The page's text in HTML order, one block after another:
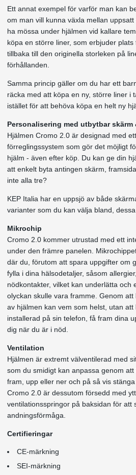
Ett annat exempel för varför man kan
om man vill kunna växla mellan
ha mössa under hjälmen vid kallare
köpa en större liner, som erbjuder
tillbaka till den originella storleken på
förhållanden.
Samma princip gäller om du har ett
räcka med att köpa en ny, större liner i
istället för att behöva köpa en helt ny
Personalisering med utbytbar skärm
Hjälmen Cromo 2.0 är designad med
förreglingssystem som gör det möjligt
hjälm - även efter köp. Du kan ge din
att enkelt byta antingen skärm,
inte alla tre?
KEP Italia har en uppsjö av både
varianter som du kan välja bland,
Mikrochip
Cromo 2.0 kommer utrustad med ett
under den främre panelen.
där du, förutom att spara uppgifter om
fylla i dina hälsodetaljer, såsom
nödkontakter, vilket kan underlätta och
olyckan skulle vara framme. Genom
av hjälmen kan vem som helst, utan att
installerad på sin telefon, få fram dina
dig när du är i nöd.
Ventilation
Hjälmen är extremt välventilerad med
som du smidigt kan anpassa genom
fram, upp eller ner och på så vis
Cromo 2.0 är dessutom försedd med
ventilationsspringor på baksidan för att
andningsförmåga.
Certifieringar
CE-märkning
SEI-märkning